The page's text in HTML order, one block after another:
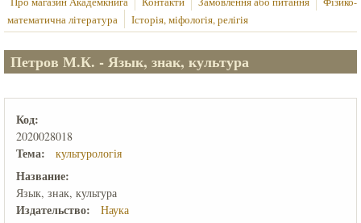
математична література
Історія, міфологія, релігія
Петров М.К. - Язык, знак, культура
Код:
2020028018
Тема: культурологія
Название:
Язык, знак, культура
Издательство: Наука